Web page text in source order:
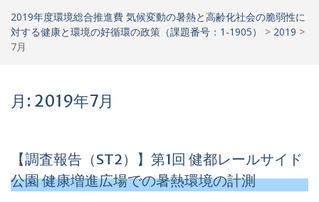
2019年度環境総合推進費 気候変動の暑熱と高齢化社会の脆弱性に
対する健康と環境の好循環の政策（課題番号：1-1905）
> 2019 >
7月
月: 2019年7月
【調査報告（ST2）】第1回 健都レールサイド
公園 健康増進広場での暑熱環境の計測